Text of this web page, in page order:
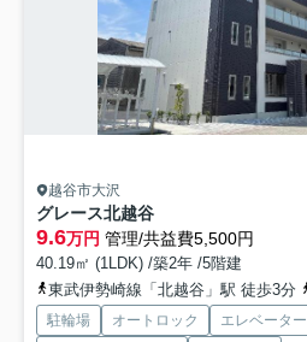
越谷市大沢
グレース北越谷
9.6万円 管理/共益費5,500円
40.19㎡ (1LDK) /築2年 /5階建
東武伊勢崎線「北越谷」駅 徒歩3分
駐輪場 オートロック エレベーター